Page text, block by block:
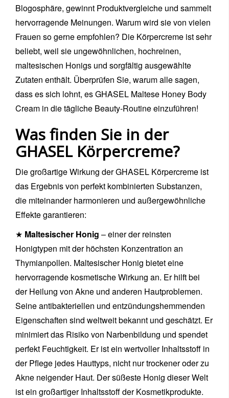
Blogosphäre, gewinnt Produktvergleiche und sammelt
hervorragende Meinungen. Warum wird sie von vielen
Frauen so gerne empfohlen? Die Körpercreme ist sehr
beliebt, weil sie ungewöhnlichen, hochreinen,
maltesischen Honigs und sorgfältig ausgewählte
Zutaten enthält. Überprüfen Sie, warum alle sagen,
dass es sich lohnt, es GHASEL Maltese Honey Body
Cream in die tägliche Beauty-Routine einzuführen!
Was finden Sie in der
GHASEL Körpercreme?
Die großartige Wirkung der GHASEL Körpercreme ist
das Ergebnis von perfekt kombinierten Substanzen,
die miteinander harmonieren und außergewöhnliche
Effekte garantieren:
★ Maltesischer Honig – einer der reinsten
Honigtypen mit der höchsten Konzentration an
Thymianpollen. Maltesischer Honig bietet eine
hervorragende kosmetische Wirkung an. Er hilft bei
der Heilung von Akne und anderen Hautproblemen.
Seine antibakteriellen und entzündungshemmenden
Eigenschaften sind weltweit bekannt und geschätzt. Er
minimiert das Risiko von Narbenbildung und spendet
perfekt Feuchtigkeit. Er ist ein wertvoller Inhaltsstoff in
der Pflege jedes Hauttyps, nicht nur trockener oder zu
Akne neigender Haut. Der süßeste Honig dieser Welt
ist ein großartiger Inhaltsstoff der Kosmetikprodukte.